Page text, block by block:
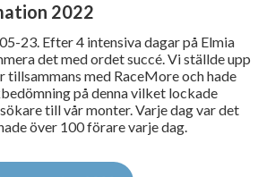
2022
23. Efter 4 intensiva dagar på Elmia
det med ordet succé. Vi ställde upp
tillsammans med RaceMore och hade
på denna vilket lockade
till vår monter. Varje dag var det
över 100 förare varje dag.